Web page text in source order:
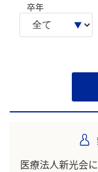
卒年
医療法人新光会